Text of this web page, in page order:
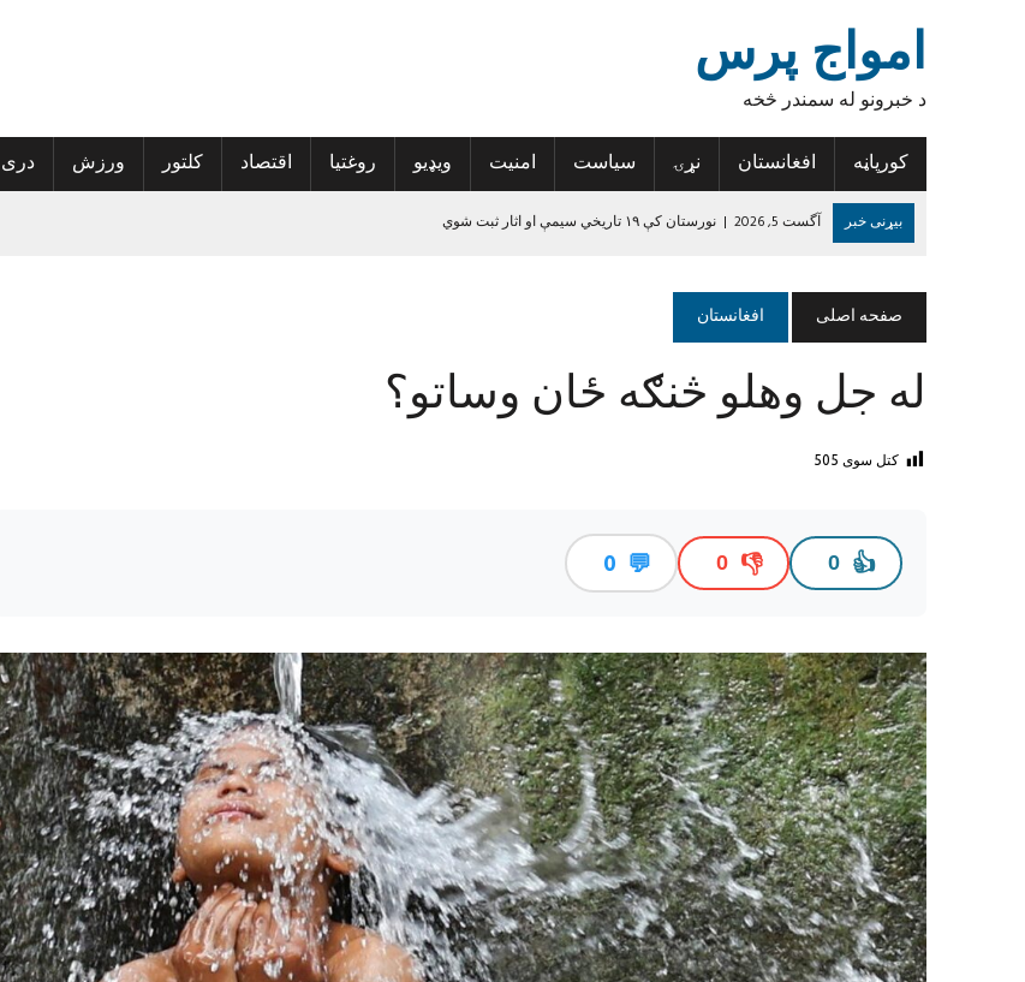
امواج پرس
د خبرونو له سمندر څخه
کورپاڼه
افغانستان نړۍ سیاست امنیت ویډیو روغتیا اقتصاد کلتور ورزش دری
بیړنی خبر آگست 5, 2026 | نورستان کې ۱۹ تاریخي سیمې او اثار ثبت شوي
کونړ کې ۳۶ زلزله‌ځپلو کورنیو ته نوي جوړ شوي کورونه وسپارل شول
آگست 4, 2026
| نیمروز کې د ورکې شوې ۱۹ کسیزې ډلې د پاتې ۱۴ غړو مړي هم وموندل شول
هرات کې د راستنېدونکو د ننګونو او فرصتونو په اړه د څېړنیز کتاب مخکتنه وشوه
د داعش واقعیت
صفحه اصلی افغانستان
له جل وهلو څنګه ځان وساتو؟
کتل سوی 505
👍
0
👎
0
💬
0